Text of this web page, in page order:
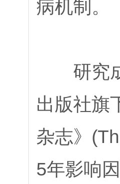
病机制。
研究成
出版社旗
杂志》
5年影响